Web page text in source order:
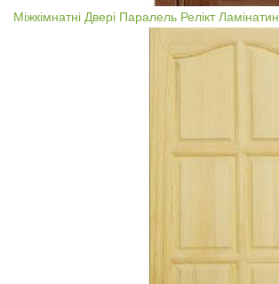
Міжкімнатні Двері Паралель Релікт Ламінатин